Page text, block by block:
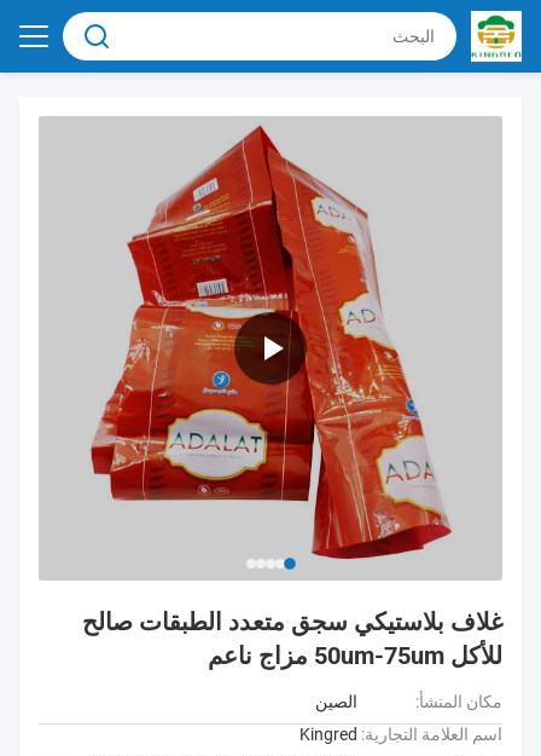
غلاف بلاستيكي سجق متعدد الطبقات صالح
للأكل 50um-75um مزاج ناعم
مكان المنشأ:
الصين
اسم العلامة التجارية: Kingred